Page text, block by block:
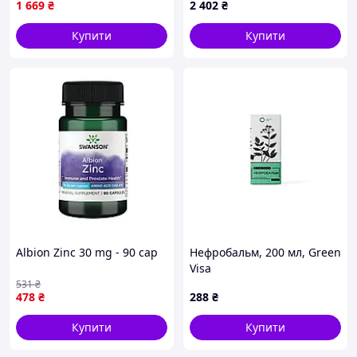
1 669 ₴
Купити
2 402 ₴
Купити
Albion Zinc 30 mg - 90 cap
478 ₴
531₴
Купити
Нефробальм, 200 мл, Green
Visa
288 ₴
Купити